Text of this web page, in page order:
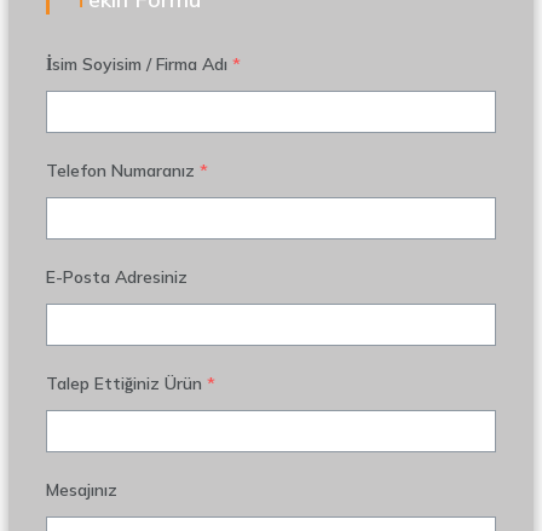
İsim Soyisim / Firma Adı *
Telefon Numaranız *
E-Posta Adresiniz
Talep Ettiğiniz Ürün *
Mesajınız